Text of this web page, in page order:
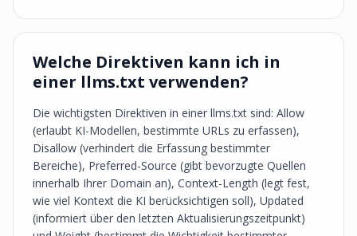
Welche Direktiven kann ich in
einer llms.txt verwenden?
Die wichtigsten Direktiven in einer llms.txt sind: Allow
(erlaubt KI-Modellen, bestimmte URLs zu erfassen),
Disallow (verhindert die Erfassung bestimmter
Bereiche), Preferred-Source (gibt bevorzugte Quellen
innerhalb Ihrer Domain an), Context-Length (legt fest,
wie viel Kontext die KI berücksichtigen soll), Updated
(informiert über den letzten Aktualisierungszeitpunkt)